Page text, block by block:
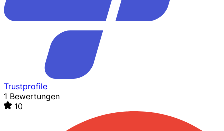
Trustprofile
1 Bewertungen
10